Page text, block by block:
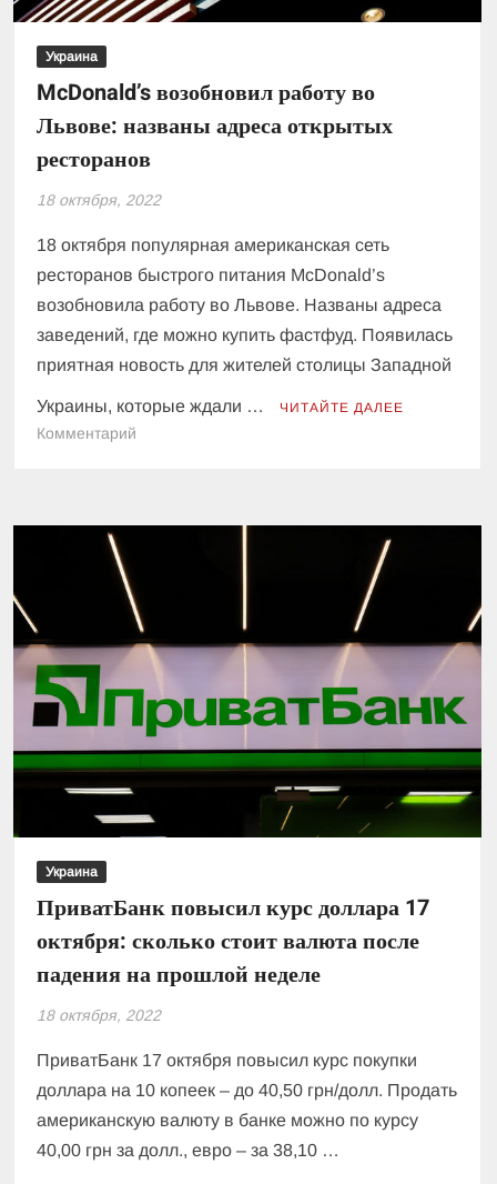
Украина
McDonald’s возобновил работу во
Львове: названы адреса открытых
ресторанов
18 октября, 2022
18 октября популярная американская сеть
ресторанов быстрого питания McDonald’s
возобновила работу во Львове. Названы адреса
заведений, где можно купить фастфуд. Появилась
приятная новость для жителей столицы Западной
Украины, которые ждали … ЧИТАЙТЕ ДАЛЕЕ
Комментарий
адреса
открытых
ресторанов
Украина
ПриватБанк повысил курс доллара 17
октября: сколько стоит валюта после
падения на прошлой неделе
18 октября, 2022
ПриватБанк 17 октября повысил курс покупки
доллара на 10 копеек – до 40,50 грн/долл. Продать
американскую валюту в банке можно по курсу
40,00 грн за долл., евро – за 38,10 …